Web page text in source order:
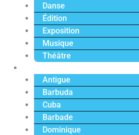
Danse
Édition
Exposition
Musique
Théâtre
Antigue
Barbuda
Cuba
Barbade
Dominique